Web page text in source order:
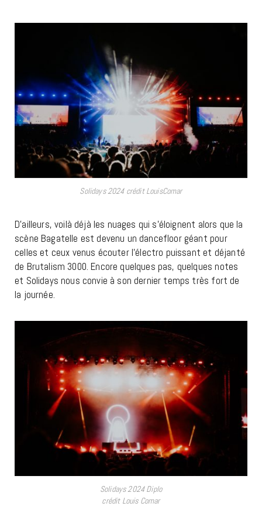
Solidays 2024 crédit LouisComar
D’ailleurs, voilà déjà les nuages qui s’éloignent alors que la
scène Bagatelle est devenu un dancefloor géant pour
celles et ceux venus écouter l’électro puissant et déjanté
de Brutalism 3000. Encore quelques pas, quelques notes
et Solidays nous convie à son dernier temps très fort de
la journée.
Solidays 2024 Diplo
crédit Louis Comar